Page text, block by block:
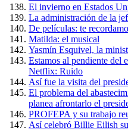
El invierno en Estados
La administración de la
De películas: te
Matilda: el musical
Yasmín Esquivel, la
Estamos al pendiente del
Netflix: Ruido
Así fue la visita del
El problema del
planea afrontarlo el
PROFEPA y su trabajo
Así celebró Billie Eilish